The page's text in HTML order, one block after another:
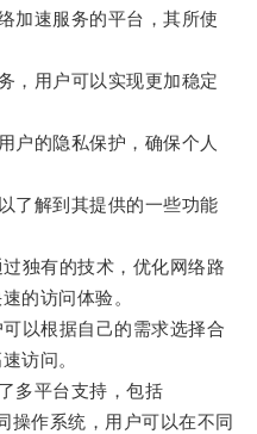
速服务的平台，其所使
用户可以实现更加稳定
的隐私保护，确保个人
解到其提供的一些功能
独有的技术，优化网络路
的访问体验。
以根据自己的需求选择合
访问。
平台支持，包括
操作系统，用户可以在不同